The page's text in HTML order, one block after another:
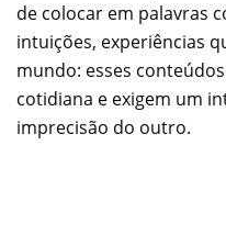
de colocar em palavras
intuições, experiências
mundo: esses
cotidiana e exigem um
imprecisão do outro.